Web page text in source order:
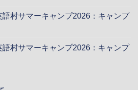
語村サマーキャンプ2026：キャンプ
語村サマーキャンプ2026：キャンプ